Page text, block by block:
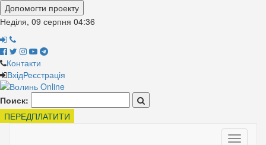
Допомогти проекту
Неділя, 09 серпня 04:36
Контакти
ВхідРеєстрація
Поиск:
ПЕРЕДПЛАТИТИ
Toggle